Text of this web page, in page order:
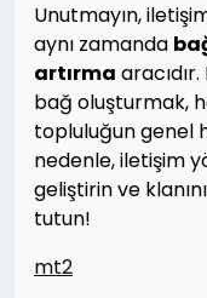
Unutmayın,
aynı zamanda
artırma
bağ oluşturmak,
topluluğun genel
nedenle, iletişim
geliştirin ve
tutun!
mt2